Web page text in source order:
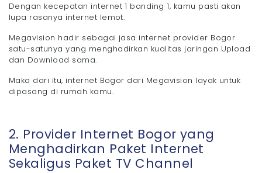
Dengan kecepatan internet 1 banding 1, kamu pasti akan
lupa rasanya internet lemot.
Megavision hadir sebagai jasa internet provider Bogor
satu-satunya yang menghadirkan kualitas jaringan Upload
dan Download sama.
Maka dari itu, internet Bogor dari Megavision layak untuk
dipasang di rumah kamu.
2. Provider Internet Bogor yang
Menghadirkan Paket Internet
Sekaligus Paket TV Channel